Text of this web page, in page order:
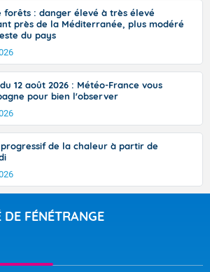
forêts : danger élevé à très élevé
près de la Méditerranée, plus modéré
du pays
12 août 2026 : Météo-France vous
pour bien l'observer
de la chaleur à partir de
FÉNÉTRANGE